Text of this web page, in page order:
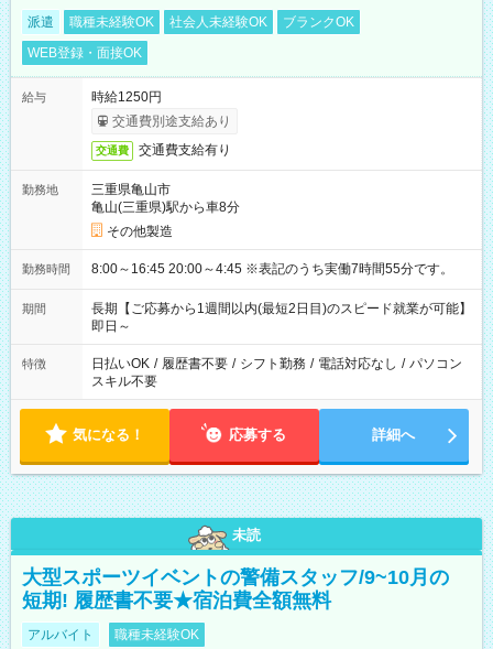
派遣 職種未経験OK 社会人未経験OK
ブランクOK
WEB登録・面接OK
給与
時給1250円
交通費別途支給あり
交通費 交通費支給有り
勤務地
三重県亀山市
亀山(三重県)駅から車8分
その他製造
勤務時間 8:00～16:45 20:00～4:45 ※表記のうち実働7時間55分です。
期間
長期【ご応募から1週間以内(最短2日目)のスピード就業が可能】
即日～
特徴 日払いOK / 履歴書不要 / シフト勤務 / 電話対応なし / パソコン
スキル不要
気になる！ 応募する 詳細へ
未読
大型スポーツイベントの警備スタッフ/9~10月の
短期! 履歴書不要★宿泊費全額無料
アルバイト 職種未経験OK